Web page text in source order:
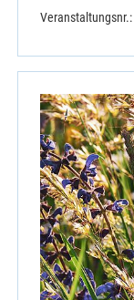
Veranstaltungsnr.: